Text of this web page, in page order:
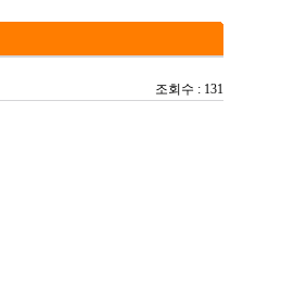
조회수 : 131